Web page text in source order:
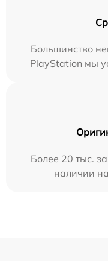
Большинство
PlayStation мы
Более 20 тыс.
наличии